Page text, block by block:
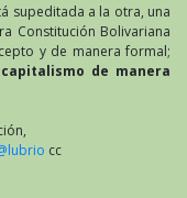
supeditada a la otra, una
Constitución Bolivariana
y de manera formal;
de manera
cc